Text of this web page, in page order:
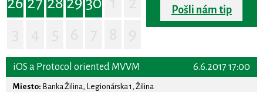
Pošli nám tip
6.6.2017 17:00
iOS a Protocol oriented MVVM
Miesto: Banka Žilina, Legionárska 1, Žilina